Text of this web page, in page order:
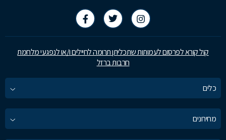
קול קורא לפרסום לעמותות שתכליתן תרומה לחיילים ו/או לנפגעי מלחמת
חרבות ברזל
כלים
מחירונים